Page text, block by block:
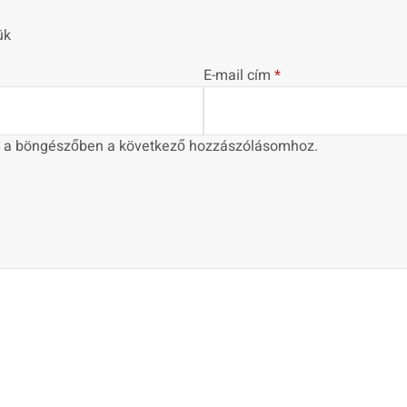
E-mail cím *
böngészőben a következő hozzászólásomhoz.